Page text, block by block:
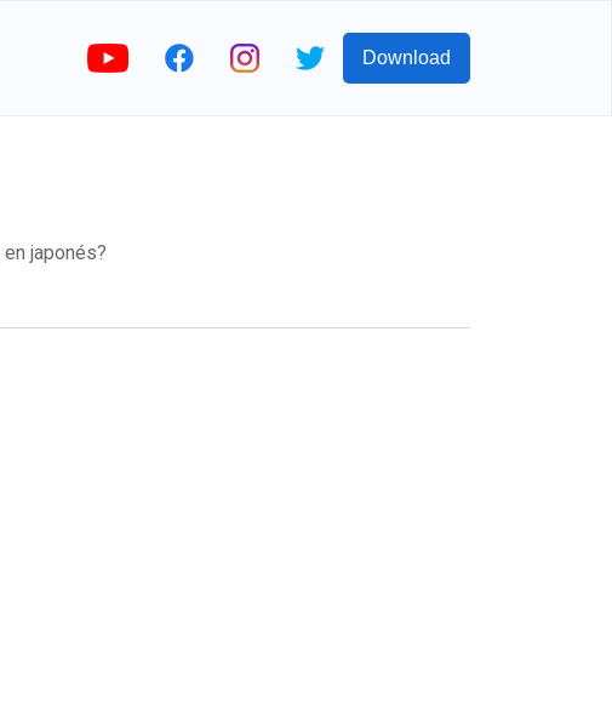
Download
en japonés?